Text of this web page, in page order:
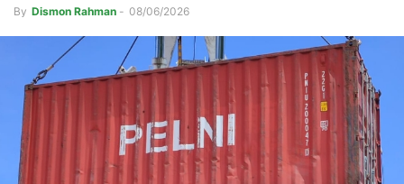
By Dismon Rahman - 08/06/2026